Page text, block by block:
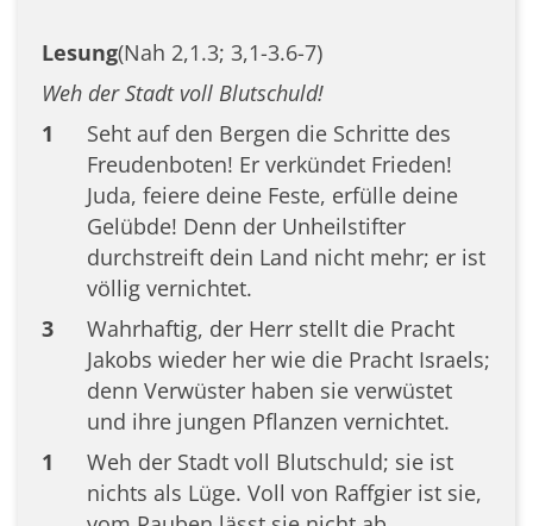
Lesung(Nah 2,1.3; 3,1-3.6-7)
Weh der Stadt voll Blutschuld!
1
Seht auf den Bergen die Schritte des
Freudenboten! Er verkündet Frieden!
Juda, feiere deine Feste, erfülle deine
Gelübde! Denn der Unheilstifter
durchstreift dein Land nicht mehr; er ist
völlig vernichtet.
3
Wahrhaftig, der Herr stellt die Pracht
Jakobs wieder her wie die Pracht Israels;
denn Verwüster haben sie verwüstet
und ihre jungen Pflanzen vernichtet.
1
Weh der Stadt voll Blutschuld; sie ist
nichts als Lüge. Voll von Raffgier ist sie,